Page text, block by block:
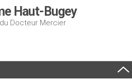
Haut-Bugey
Docteur Mercier